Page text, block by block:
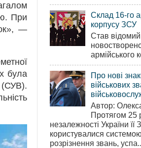
При
—
була
Склад 16-го
корпусу ЗСУ
Став
армійського
Про нові
військових
Автор:
Протягом 25
незалежності України її
користувалися системою
розрізнення звань, успа...